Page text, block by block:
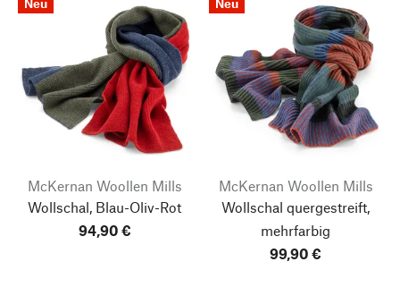
Neu
McKernan Woollen Mills
Wollschal, Blau-Oliv-Rot
94,90 €
Neu
McKernan Woollen Mills
Wollschal quergestreift,
mehrfarbig
99,90 €